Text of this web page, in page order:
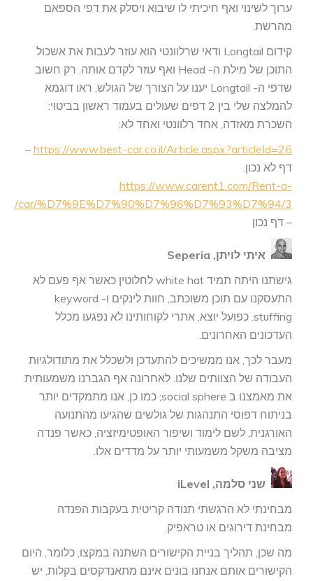
ערוך לשינוי ואף חיכיתי לו שיבוא ויסלק את דפי הספאם
מהרשת.
קידום Longtail ודאי שרלוונטי הוא עוזר לעבות את אשכול
התוכן של מילת ה- Head ואף עוזר לקדם אותה. רק חשוב
שדפי ה- Longtail יענו על הצורך של הגולש, ראו דוגמא
להמלצה שלי בין 2 דפים שעולים בעמוד ראשון בביטוי:
השכרת מאזדה, אחד רלוונטי ואחד לא:
https://www.best-car.co.il/Article.aspx?articleId=26
–
דף לא נכון.
https://www.carent1.com/Rent-a-
car/%D7%9E%D7%90%D7%96%D7%93%D7%94/3/
– דף נכון
איתי לויתן, Seperia
גישתנו היתה תמיד white hat לחלוטין כאשר אף פעם לא
התעסקנו עם תוכן משוכתב, חוות לינקים ו- keyword
stuffing. כפועל יוצא, אתרי לקוחותינו לא נפגעו מכלל
העדכונים האחרונים.
מעבר לכך, אנו ממשיכים להתעדכן ולשכלל את מתודולגיות
העבודה של הצוותים שלנו. לאחרונה אף הגברנו משמעותית
את מאמצנו ב social sphere; כמו כן, אנו מתמקדים יותר
בניתוח דפוסי התנהגות של גולשים שהגיעו מהתנועה
האורגנית, לשם לימוד ושיפור האופטימיזציה, כאשר פנדה
מציבה משקל משמעותי יותר על מדדים אלו.
שני סלמה, iLevel
מבחינתי לא הרגשתי תנודה קריטית בעקבות הפנדה
מבחינת דירוגים או טראפיק.
מה שכן, תהליך בניית הקישורים השתנה במקצו, כלומר, היום
הקישורים אותם אנחנו בונים אינם מתאנדקסים בקלות, יש